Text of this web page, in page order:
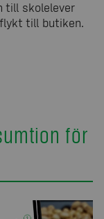
till skolelever
till butiken.
för